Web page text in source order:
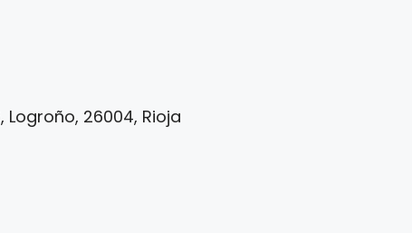
Logroño, 26004, Rioja